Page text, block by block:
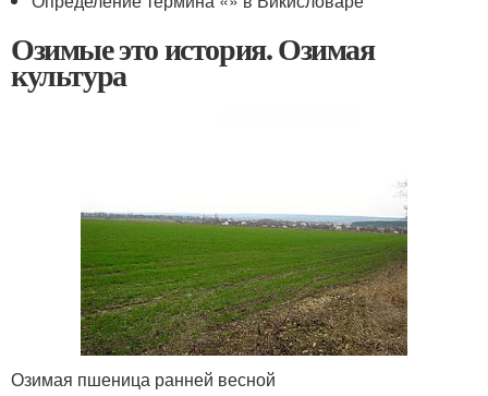
Озимые это история. Озимая
культура
Озимая пшеница ранней весной